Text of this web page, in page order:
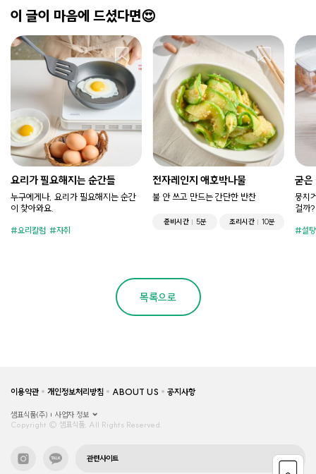
이 글이 마음에 드셨다면😍
요리가 필요해지는 순간들
누구에게나, 요리가 필요해지는 순간
이 찾아와요.
요리칼럼 자취
전자레인지 애호박나물
불 안 쓰고 만드는 간단한 반찬
준비시간 5분 조리시간 10분
굳은
뭉치
걸까?
설탕
목록으로
이용약관 개인정보처리방침 ABOUT US 공지사항
샘표식품(주)
사업자 정보
Copyright © 샘표식품, All Rights Reserved.
관련사이트